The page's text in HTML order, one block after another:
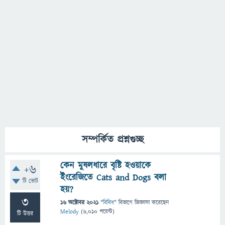
সম্পর্কিত প্রশ্নগুচ্ছ
+6
টি ভোট
3
টি উত্তর
কেন মুষলধারে বৃষ্টি হওয়াকে
ইংরেজিতে Cats and Dogs বলা
হয়?
16 অক্টোবর 2021 "বিবিধ" বিভাগে জিজ্ঞাসাকরেছেন
Melody (6,010 পয়েন্ট)